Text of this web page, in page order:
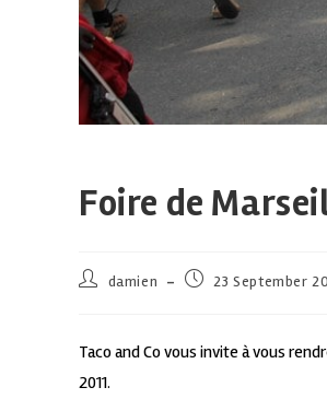
Foire de
damien 23 September
Taco and Co vous invite à vous
2011.